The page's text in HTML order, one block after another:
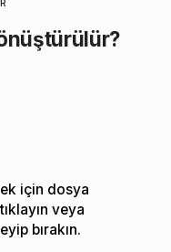
için dosya
veya
bırakın.